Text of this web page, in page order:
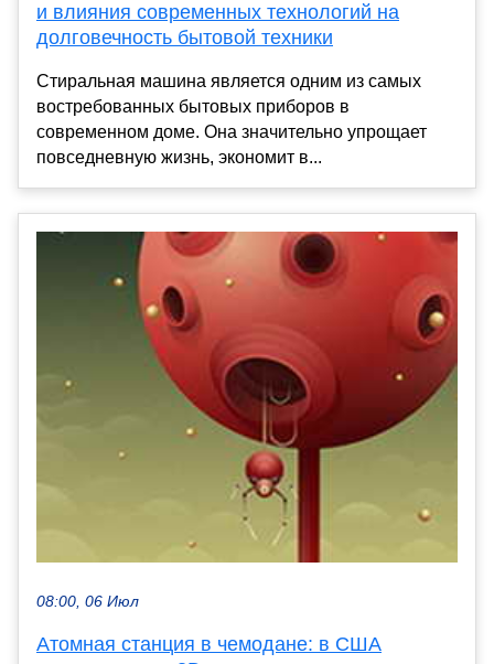
и влияния современных технологий на
долговечность бытовой техники
Стиральная машина является одним из самых
востребованных бытовых приборов в
современном доме. Она значительно упрощает
повседневную жизнь, экономит в...
08:00, 06 Июл
Атомная станция в чемодане: в США